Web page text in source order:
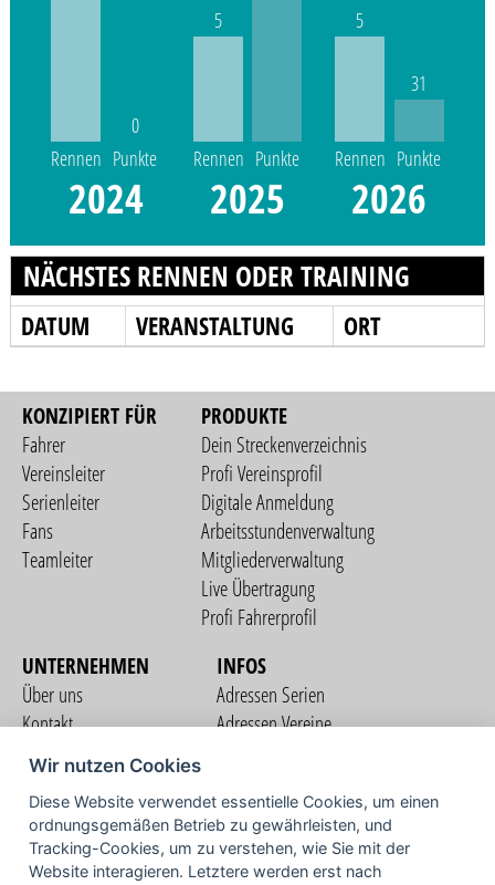
Rennen
0
Punkte
2024
5
Rennen Punkte
2025
5
Rennen
31
Punkte
2026
NÄCHSTES RENNEN ODER TRAINING
DATUM VERANSTALTUNG ORT
KONZIPIERT FÜR
Fahrer
Vereinsleiter
Serienleiter
Fans
Teamleiter
PRODUKTE
Dein Streckenverzeichnis
Profi Vereinsprofil
Digitale Anmeldung
Arbeitsstundenverwaltung
Mitgliederverwaltung
Live Übertragung
Profi Fahrerprofil
UNTERNEHMEN
Über uns
Kontakt
Nutzungsbedingungen
Datenschutzerklärung
Impressum
INFOS
Adressen Serien
Adressen Vereine
COMMUNITY
Wir nutzen Cookies
Diese Website verwendet essentielle Cookies, um einen
ordnungsgemäßen Betrieb zu gewährleisten, und
Tracking-Cookies, um zu verstehen, wie Sie mit der
Website interagieren. Letztere werden erst nach